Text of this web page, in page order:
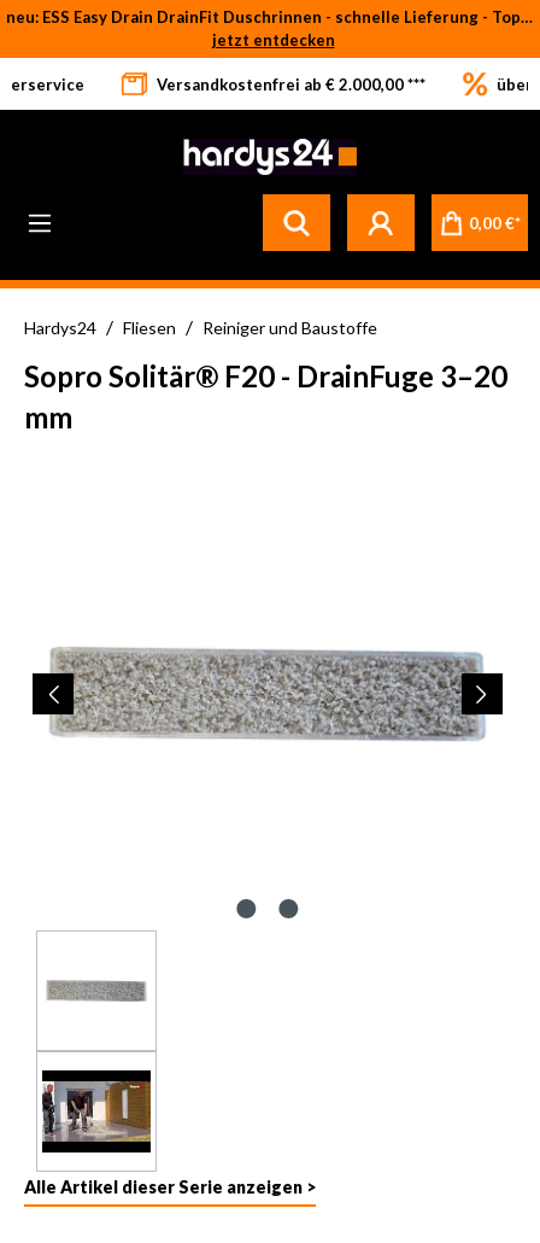
Zum Hauptinhalt springen
neu: ESS Easy Drain DrainFit Duschrinnen - schnelle Lieferung - Top-Preise
jetzt entdecken
Versandkostenfrei ab € 2.000,00 *** über
0,00 €*
Hardys24 / Fliesen / Reiniger und Baustoffe
Sopro Solitär® F20 - DrainFuge 3–20
mm
Alle Artikel dieser Serie anzeigen >